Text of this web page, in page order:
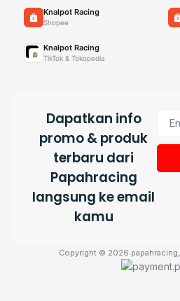
Knalpot Racing
Shopee
Knalpot Racing
TikTok & Tokopedia
Dapatkan info
promo & produk
terbaru dari
Papahracing
langsung ke email
kamu
Copyright © 2026